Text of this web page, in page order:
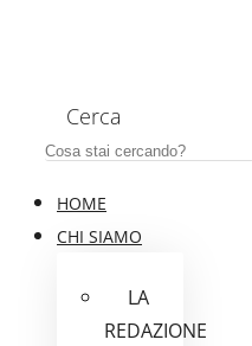
Cerca
HOME
CHI SIAMO
LA
REDAZIONE